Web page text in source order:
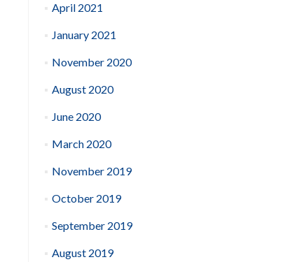
April 2021
January 2021
November 2020
August 2020
June 2020
March 2020
November 2019
October 2019
September 2019
August 2019